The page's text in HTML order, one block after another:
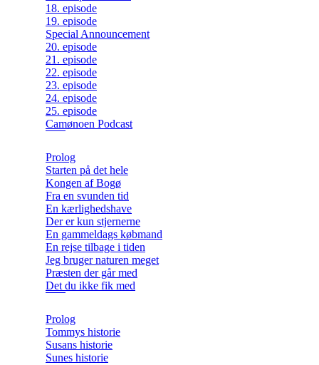
18. episode
19. episode
Special Announcement
20. episode
21. episode
22. episode
23. episode
24. episode
25. episode
Camønoen Podcast
Prolog
Starten på det hele
Kongen af Bogø
Fra en svunden tid
En kærlighedshave
Der er kun stjernerne
En gammeldags købmand
En rejse tilbage i tiden
Jeg bruger naturen meget
Præsten der går med
Det du ikke fik med
Prolog
Tommys historie
Susans historie
Sunes historie